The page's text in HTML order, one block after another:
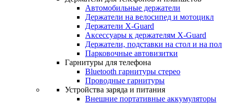
Автомобильные держатели
Держатели на велосипед и мотоцикл
Держатели X-Guard
Аксессуары к держателям X-Guard
Держатели, подставки на стол и на пол
Парковочные автовизитки
Гарнитуры для телефона
Bluetooth гарнитуры стерео
Проводные гарнитуры
Устройства заряда и питания
Внешние портативные аккумуляторы